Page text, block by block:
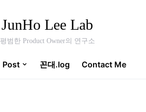
JunHo Lee Lab
평범한 Product Owner의 연구소
Post 꼰대.log Contact Me